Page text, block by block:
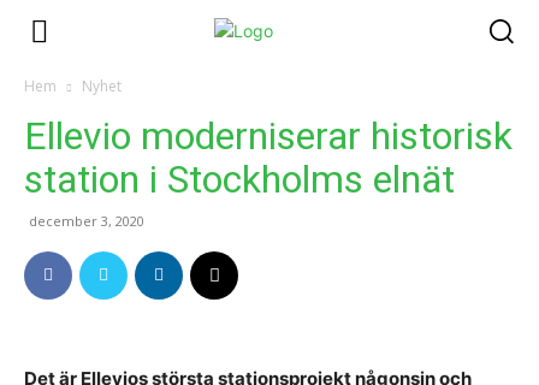
Hem Nyhet
Ellevio moderniserar historisk
station i Stockholms elnät
december 3, 2020
Det är Ellevios största stationsprojekt någonsin och